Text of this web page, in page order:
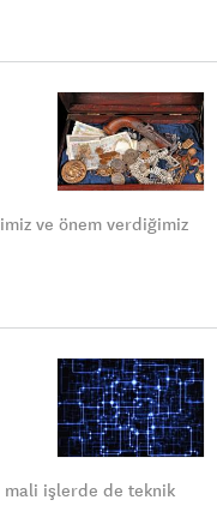
ve önem verdiğimiz
işlerde de teknik